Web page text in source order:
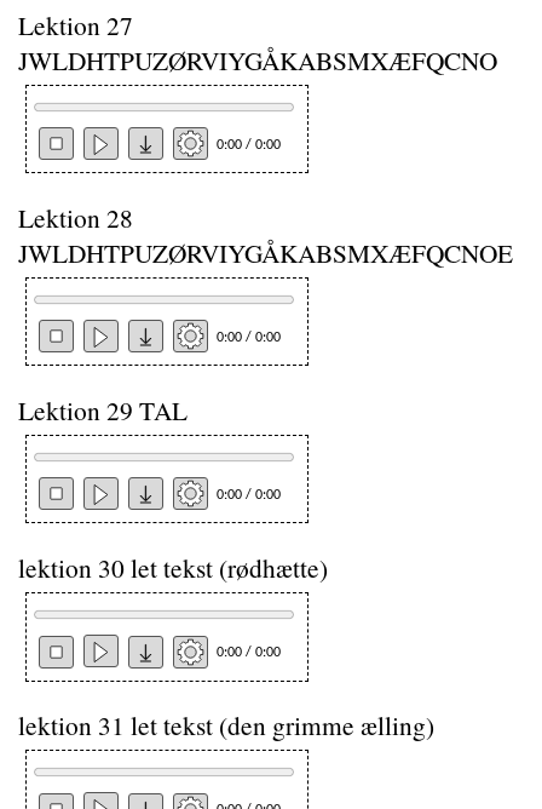
Lektion 27
JWLDHTPUZØRVIYGÅKABSMXÆFQCNO
0:00 / 0:00
Lektion 28
JWLDHTPUZØRVIYGÅKABSMXÆFQCNOE
0:00 / 0:00
Lektion 29 TAL
0:00 / 0:00
lektion 30 let tekst (rødhætte)
0:00 / 0:00
lektion 31 let tekst (den grimme ælling)